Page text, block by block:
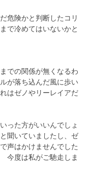
危険かと判断したコリ
で冷めてはいないかと
での関係が無くなるわ
が落ち込んだ風に歩い
はゼノやリーレイアだ
った方がいいんでしょ
聞いていましたし、ゼ
声はかけませんでした
度は私がご馳走しま